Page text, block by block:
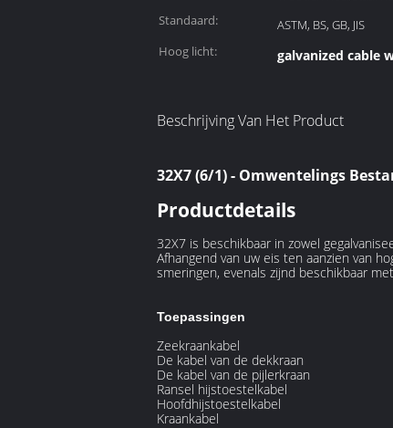
Standaard:
ASTM, BS, GB, JIS
Hoog licht:
galvanized cable
Beschrijving Van Het Product
32X7 (6/1) - Omwentelings
Productdetails
32X7 is beschikbaar in zowel
Afhangend van uw eis ten aanzien van
smeringen, evenals zijnd beschikbaar
Toepassingen
Zeekraankabel
De kabel van de dekkraan
De kabel van de pijlerkraan
Ransel hijstoestelkabel
Hoofdhijstoestelkabel
Kraankabel